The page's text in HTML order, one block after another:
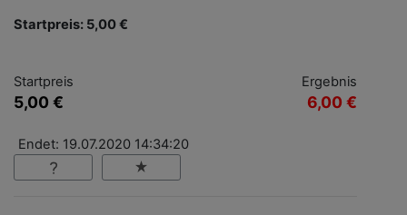
Startpreis: 5,00 €
Startpreis
5,00 €
Ergebnis
6,00 €
Endet: 19.07.2020 14:34:20